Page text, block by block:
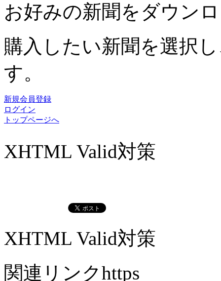
お好みの新聞をダウン
購入したい新聞を選択
す。
新規会員登録
ログイン
トップページへ
XHTML Valid対策
XHTML Valid対策
関連リンクhttps